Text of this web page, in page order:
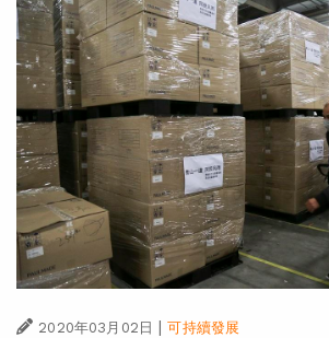
2020年03月02日 可持續發展